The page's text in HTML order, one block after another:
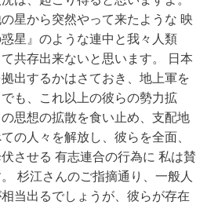
の星から突然やって来たような 映
星』のような連中と我々人類
共存出来ないと思います。 日本
出するかはさておき、地上軍を
も、これ以上の彼らの勢力拡
思想の拡散を食い止め、支配地
の人々を解放し、彼らを全面、
させる 有志連合の行為に 私は賛
杉江さんのご指摘通り、一般人
当出るでしょうが、彼らが存在